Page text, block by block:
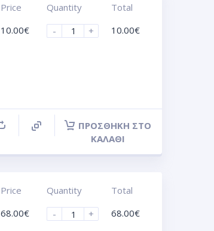
Price
10.00€
Quantity
-
+
Total
10.00€
ΠΡΟΣΘΉΚΗ ΣΤΟ
ΚΑΛΆΘΙ
Price
68.00€
Quantity
-
+
Total
68.00€